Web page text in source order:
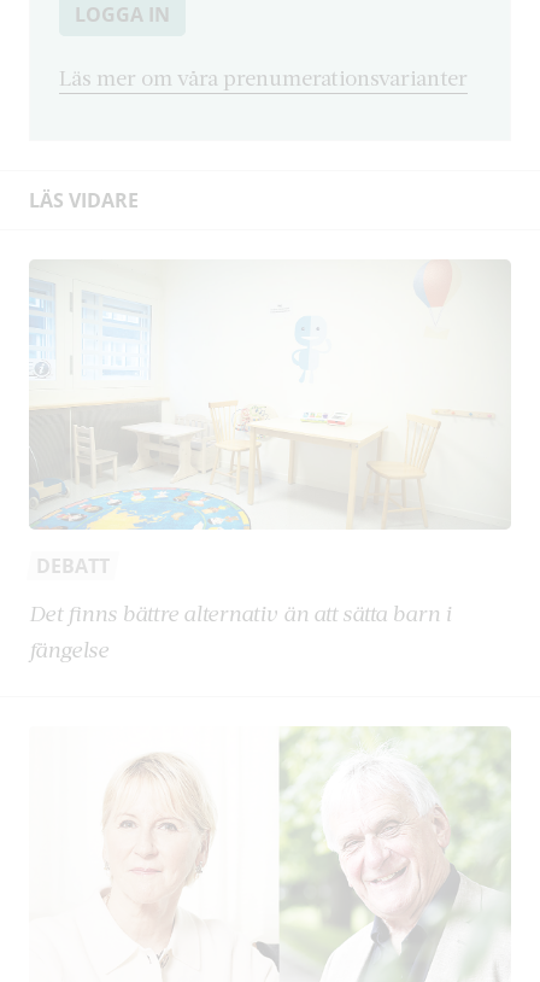
LOGGA IN
Läs mer om våra prenumerationsvarianter
LÄS VIDARE
DEBATT
Det finns bättre alternativ än att sätta barn i
fängelse